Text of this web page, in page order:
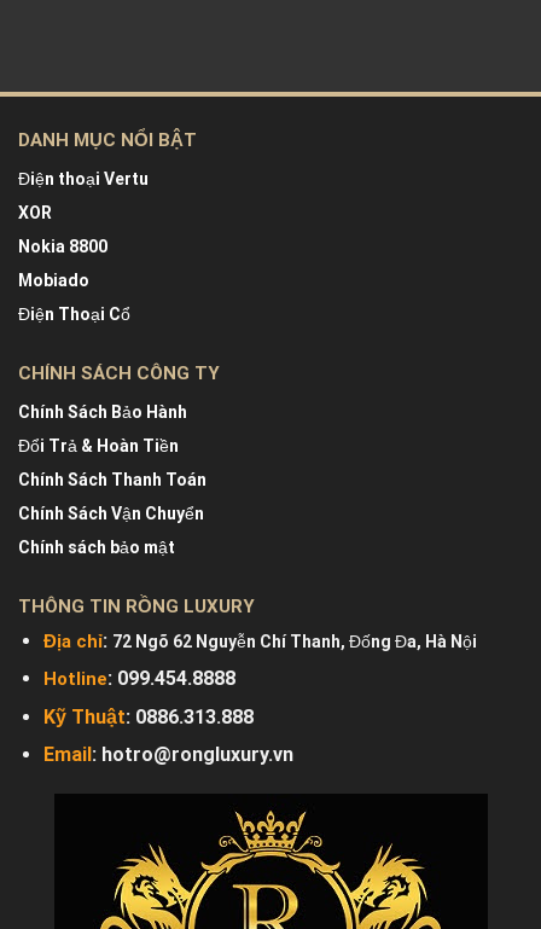
DANH MỤC NỔI BẬT
Điện thoại Vertu
XOR
Nokia 8800
Mobiado
Điện Thoại Cổ
CHÍNH SÁCH CÔNG TY
Chính Sách Bảo Hành
Đổi Trả & Hoàn Tiền
Chính Sách Thanh Toán
Chính Sách Vận Chuyển
Chính sách bảo mật
THÔNG TIN RỒNG LUXURY
Địa chỉ: 72 Ngõ 62 Nguyễn Chí Thanh, Đống Đa, Hà Nội
Hotline: 099.454.8888
Kỹ Thuật: 0886.313.888
Email : hotro@rongluxury.vn